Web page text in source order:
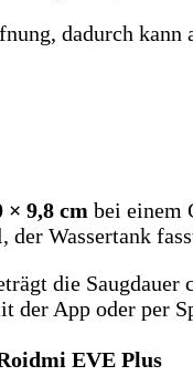
dadurch
× 9,8 cm bei einem
der Wassertank
die Saugdauer
der App oder per
EVE Plus